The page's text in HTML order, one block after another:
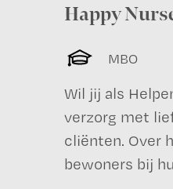
Happy
MBO
Wil jij als
verzorg met
cliënten. Over
bewoners bij